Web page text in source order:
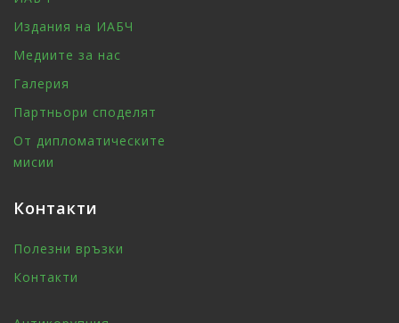
Издания на ИАБЧ
Медиите за нас
Галерия
Партньори споделят
От дипломатическите
мисии
Контакти
Полезни връзки
Контакти